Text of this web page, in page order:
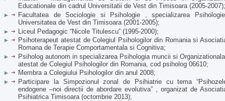
Educationale din cadrul Universitatii de Vest din Timisoara (2005-2007);
Facultatea de Sociologie si Psihologie , specializarea
Universitatea de Vest din Timisoara (2001-2005);
Liceul Pedagogic “Nicole Titulescu” (1995-2000);
Psihoterapeut atestat de Colegiul Psihologilor din Romania si
Romana de Terapie Comportamentala si Cognitiva;
Psiholog autonom in specializarea Psihologia muncii si Organizationala,
atestat de Colegiul Psihologilor din Romania, cod psiholog 06610;
Membra a Colegiului Psihologilor din anul 2008;
Participare la Simpozionul zonal de Psihiatrie cu tema
endogene –noi directii de abordare evolutiva” , organizat de
Psihiatrica Timisoara (octombrie 2013);